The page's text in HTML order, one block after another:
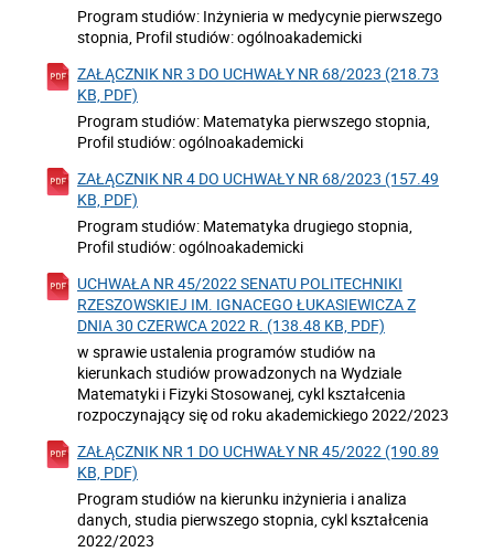
Program studiów: Inżynieria w medycynie pierwszego
stopnia, Profil studiów: ogólnoakademicki
ZAŁĄCZNIK NR 3 DO UCHWAŁY NR 68/2023 (218.73
KB, PDF)
Program studiów: Matematyka pierwszego stopnia,
Profil studiów: ogólnoakademicki
ZAŁĄCZNIK NR 4 DO UCHWAŁY NR 68/2023 (157.49
KB, PDF)
Program studiów: Matematyka drugiego stopnia,
Profil studiów: ogólnoakademicki
UCHWAŁA NR 45/2022 SENATU POLITECHNIKI
RZESZOWSKIEJ IM. IGNACEGO ŁUKASIEWICZA Z
DNIA 30 CZERWCA 2022 R. (138.48 KB, PDF)
w sprawie ustalenia programów studiów na
kierunkach studiów prowadzonych na Wydziale
Matematyki i Fizyki Stosowanej, cykl kształcenia
rozpoczynający się od roku akademickiego 2022/2023
ZAŁĄCZNIK NR 1 DO UCHWAŁY NR 45/2022 (190.89
KB, PDF)
Program studiów na kierunku inżynieria i analiza
danych, studia pierwszego stopnia, cykl kształcenia
2022/2023